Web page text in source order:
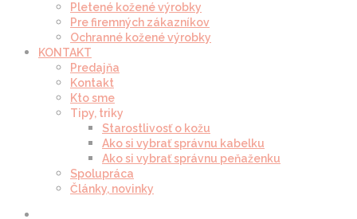
Pletené kožené výrobky
Pre firemných zákazníkov
Ochranné kožené výrobky
KONTAKT
Predajňa
Kontakt
Kto sme
Tipy, triky
Starostlivosť o kožu
Ako si vybrať správnu kabelku
Ako si vybrať správnu peňaženku
Spolupráca
Články, novinky